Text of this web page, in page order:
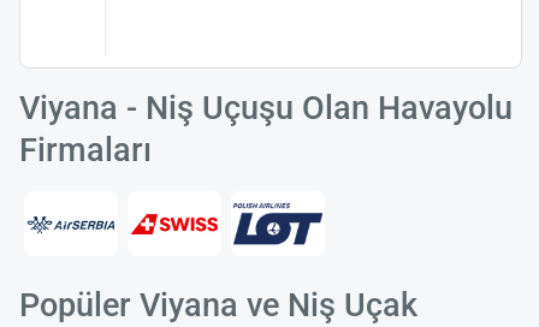
Viyana - Niş Uçuşu Olan Havayolu
Firmaları
Popüler Viyana ve Niş Uçak